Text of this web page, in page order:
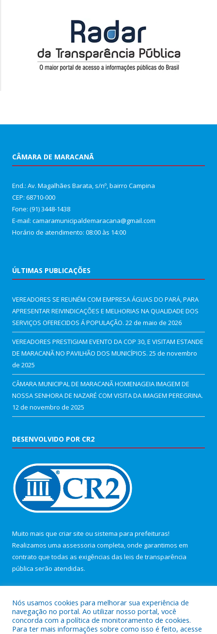
CÂMARA DE MARACANÃ
End.: Av. Magalhães Barata, s/nº, bairro Campina
CEP: 68710-000
Fone: (91) 3448-1438
E-mail: camaramunicipaldemaracana@gmail.com
Horário de atendimento: 08:00 às 14:00
ÚLTIMAS PUBLICAÇÕES
VEREADORES SE REUNÉM COM EMPRESA ÁGUAS DO PARÁ, PARA
APRESENTAR REIVINDICAÇÕES E MELHORIAS NA QUALIDADE DOS
SERVIÇOS OFERECIDOS Á POPULAÇÃO. 22 de maio de 2026
VEREADORES PRESTIGIAM EVENTO DA COP 30, E VISITAM ESTANDE
DE MARACANÃ NO PAVILHÃO DOS MUNICÍPIOS. 25 de novembro
de 2025
CÂMARA MUNICIPAL DE MARACANÃ HOMENAGEIA IMAGEM DE
NOSSA SENHORA DE NAZARÉ COM VISITA DA IMAGEM PEREGRINA.
12 de novembro de 2025
DESENVOLVIDO POR CR2
Muito mais que criar site ou sistema para prefeituras!
Realizamos uma assessoria completa, onde garantimos em
contrato que todas as exigências das leis de transparência
pública serão atendidas.
Nós usamos cookies para melhorar sua experiência de
navegação no portal. Ao utilizar nosso portal, você
concorda com a política de monitoramento de cookies.
Para ter mais informações sobre como isso é feito, acesse